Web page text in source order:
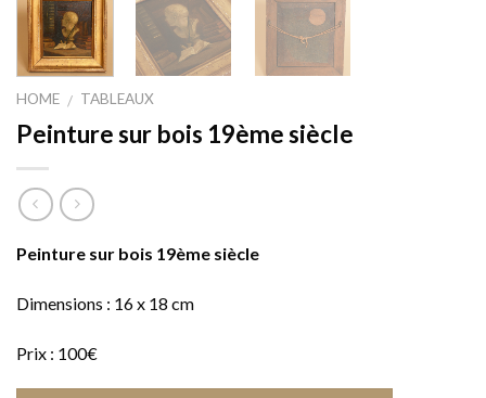
HOME / TABLEAUX
Peinture sur bois 19ème siècle
Peinture sur bois 19ème siècle
Dimensions : 16 x 18 cm
Prix : 100€